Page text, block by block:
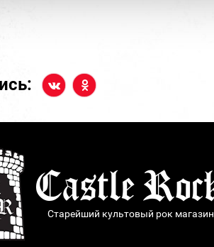
Старейший культовый рок магазин